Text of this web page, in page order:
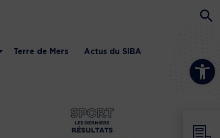
Ouvrir la
Terre de Mers Actus du SIBA